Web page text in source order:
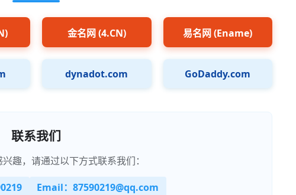
金名网 (4.CN) 易名网 (Ename)
dynadot.com GoDaddy.com
联系我们
趣，请通过以下方式联系我们：
Email：87590219@qq.com